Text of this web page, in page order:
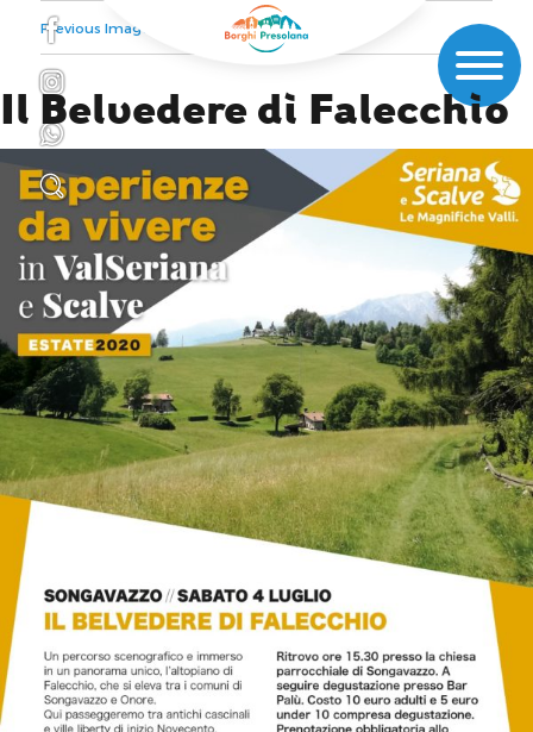
Previous Image Next Image
Il Belvedere di Falecchio